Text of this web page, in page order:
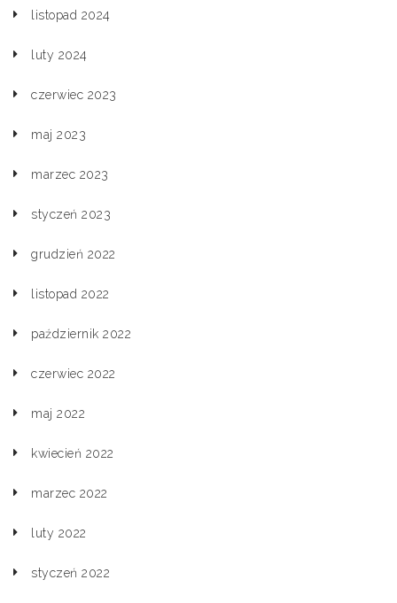
listopad 2024
luty 2024
czerwiec 2023
maj 2023
marzec 2023
styczeń 2023
grudzień 2022
listopad 2022
październik 2022
czerwiec 2022
maj 2022
kwiecień 2022
marzec 2022
luty 2022
styczeń 2022